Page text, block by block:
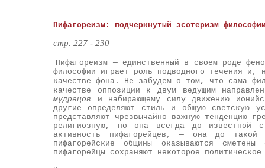
Пифагореизм: подчеркнутый эсотеризм
стр. 227 - 230
Пифагореизм — единственный в своем роде
философии играет роль подводного течения и,
качестве фона. Не забудем о том, что сама
качестве оппозиции к двум ведущим
мудрецов и набирающему силу движению
другие определяют стиль и общую светскую
представляют чрезвычайно важную тенденцию
религиозную, но она всегда до известной
активность пифагорейцев, — она до такой
пифагорейские общины оказываются
пифагорейцы сохраняют некоторое